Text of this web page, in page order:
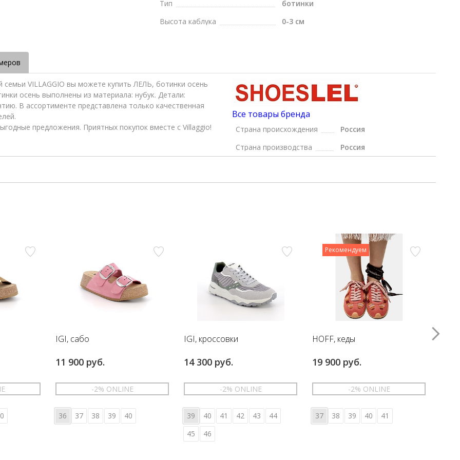
Тип
ботинки
Высота каблука
0-3 см
VILLAGGIO вы можете купить ЛЕЛЬ, ботинки осень
осень выполнены из материала: нубук. Детали:
В ассортименте представлена только качественная
предложения. Приятных покупок вместе с Villaggio!
Все товары бренда
Страна происхождения
Россия
Страна производства
Россия
IGI, сабо
11 900 руб.
-2% ONLINE
36 37 38 39 40
IGI, кроссовки
14 300 руб.
-2% ONLINE
39 40 41 42 43
44
45
46
Рекомендуем
HOFF, кеды
19 900 руб.
-2% ONLINE
37 38 39 40 41